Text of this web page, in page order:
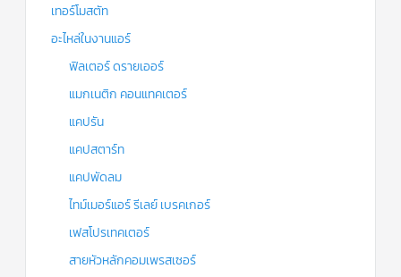
เทอร์โมสตัท
อะไหล่ในงานแอร์
ฟิลเตอร์ ดรายเออร์
แมกเนติก คอนแทคเตอร์
แคปรัน
แคปสตาร์ท
แคปพัดลม
ไทม์เมอร์แอร์ รีเลย์ เบรคเกอร์
เฟสโปรเทคเตอร์
สายหัวหลักคอมเพรสเซอร์